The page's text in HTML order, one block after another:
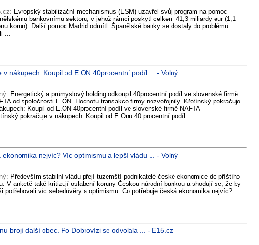
Evropský stabilizační mechanismus (ESM) uzavřel svůj program na pomoc
bankovnímu sektoru, v jehož rámci poskytl celkem 41,3 miliardy eur (1,1
korun). Další pomoc Madrid odmítl. Španělské banky se dostaly do problémů
...
v nákupech: Koupil od E.ON 40procentní podíl ... - Volný
Energetický a průmyslový holding odkoupil 40procentní podíl ve slovenské firmě
od společnosti E.ON. Hodnotu transakce firmy nezveřejnily. Křetínský pokračuje
Koupil od E.ON 40procentní podíl ve slovenské firmě NAFTA
pokračuje v nákupech: Koupil od E.Onu 40 procentní podíl ...
ekonomika nejvíc? Víc optimismu a lepší vládu ... - Volný
Především stabilní vládu přejí tuzemští podnikatelé české ekonomice do příštího
V anketě také kritizují oslabení koruny Českou národní bankou a shodují se, že by
potřebovali víc sebedůvěry a optimismu. Co potřebuje česká ekonomika nejvíc?
brojí další obec. Po Dobrovízi se odvolala ... - E15.cz